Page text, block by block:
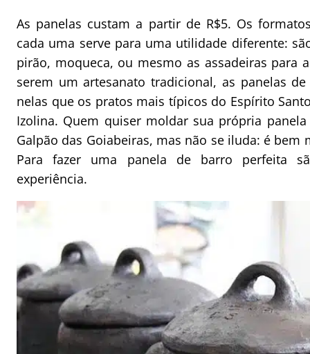
As panelas custam a partir de R$5. Os
cada uma serve para uma utilidade diferente:
pirão, moqueca, ou mesmo as assadeiras para
serem um artesanato tradicional, as panelas
nelas que os pratos mais típicos do Espírito
Izolina. Quem quiser moldar sua própria
Galpão das Goiabeiras, mas não se iluda: é bem
Para fazer uma panela de barro perfeita
experiência.